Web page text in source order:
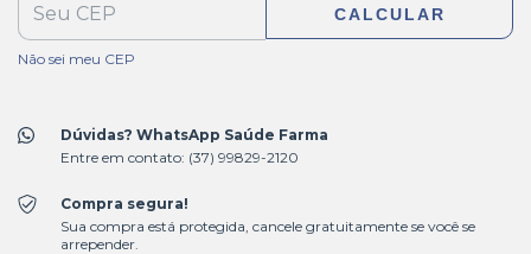
CALCULAR
Não sei meu CEP
Dúvidas? WhatsApp Saúde Farma
Entre em contato: (37) 99829-2120
Compra segura!
Sua compra está protegida, cancele gratuitamente se você se
arrepender.